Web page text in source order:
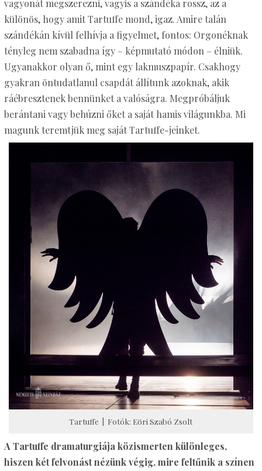
vagyonát megszerezni, vagyis a szándéka rossz, az a
különös, hogy amit Tartuffe mond, igaz. Amire talán
szándékán kívül felhívja a figyelmet, fontos: Orgonéknak
tényleg nem szabadna így – képmutató módon – élniük.
Ugyanakkor olyan ő, mint egy lakmuszpapír. Csakhogy
gyakran öntudatlanul csapdát állítunk azoknak, akik
ráébresztenek bennünket a valóságra. Megpróbáljuk
berántani vagy behúzni őket a saját hamis világunkba. Mi
magunk teremtjük meg saját Tartuffe-jeinket.
Tartuffe | Fotók: Eöri Szabó Zsolt
A Tartuffe dramaturgiája közismerten különleges,
hiszen két felvonást nézünk végig, mire feltűnik a színen